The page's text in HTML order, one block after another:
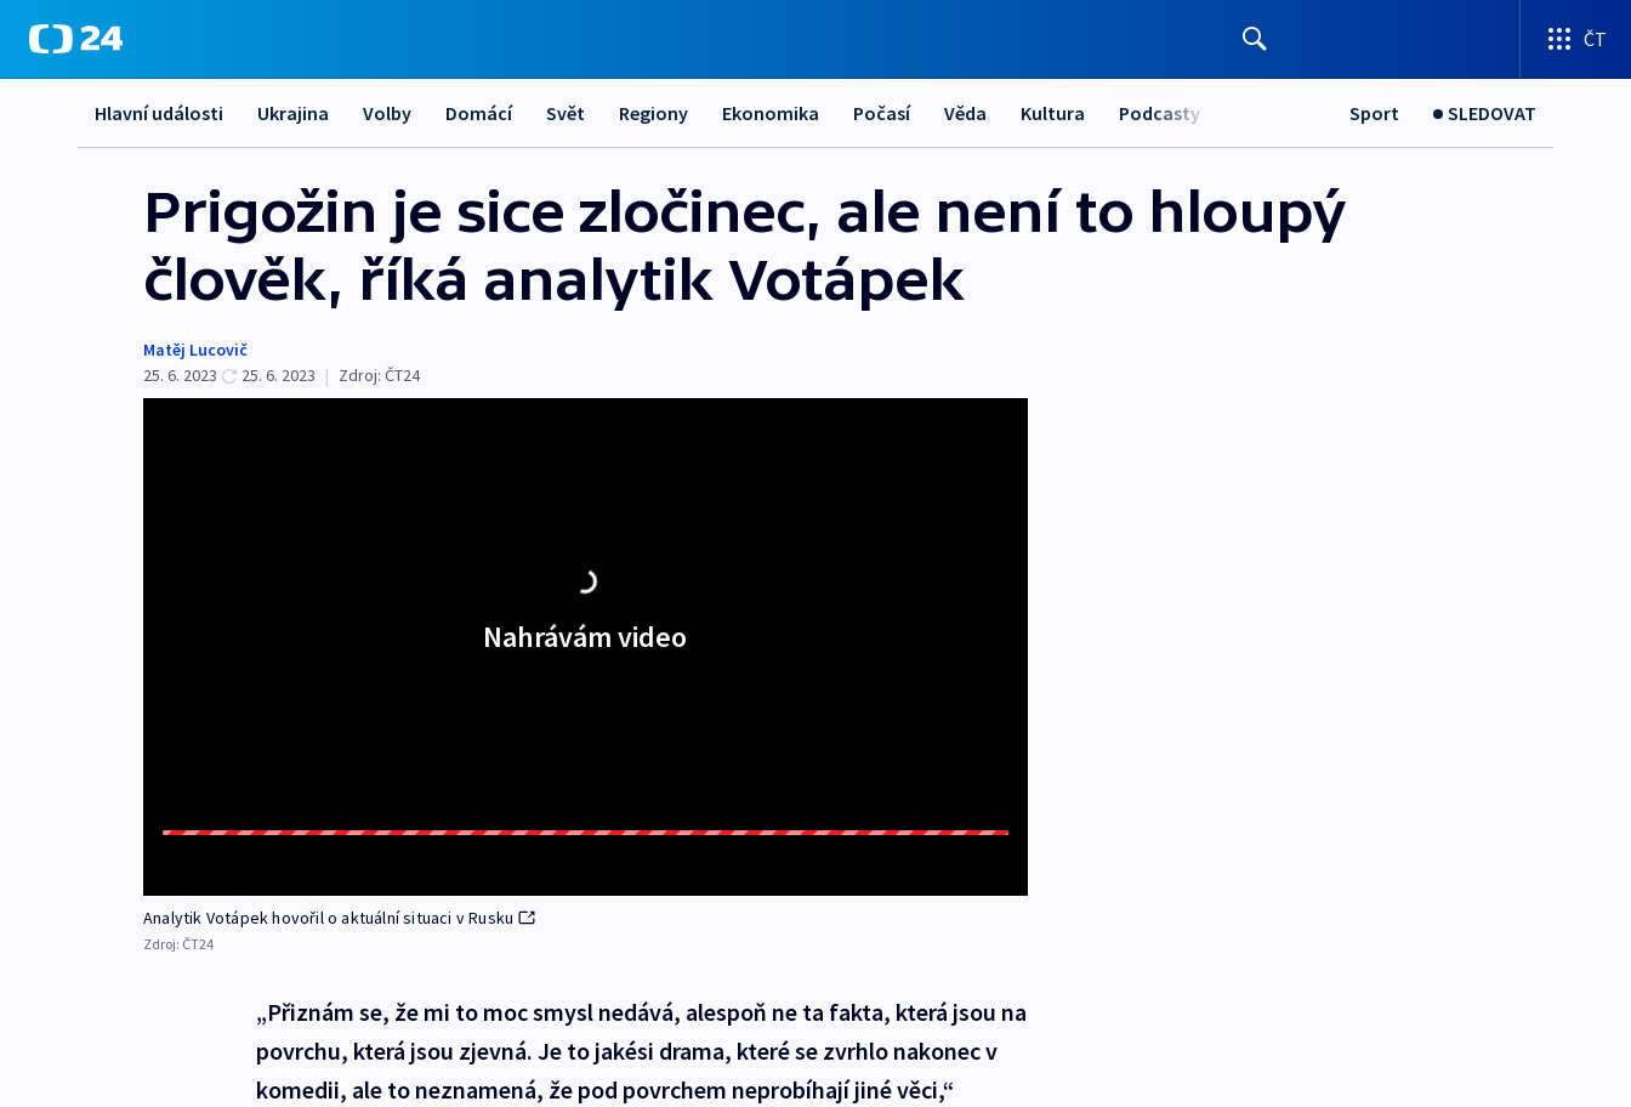
ČT
Hlavní události Ukrajina Volby Domácí Svět Regiony Ekonomika Počasí Věda Kultura Podcasty Sport SLEDOVAT
Prigožin je sice zločinec, ale není to hloupý
člověk, říká analytik Votápek
Matěj Lucovič
25. 6. 2023
25. 6. 2023 | Zdroj: ČT24
Nahrávám video
Analytik Votápek hovořil o aktuální situaci v Rusku
Zdroj: ČT24
„Přiznám se, že mi to moc smysl nedává, alespoň ne ta fakta, která jsou na
povrchu, která jsou zjevná. Je to jakési drama, které se zvrhlo nakonec v
komedii, ale to neznamená, že pod povrchem neprobíhají jiné věci,“